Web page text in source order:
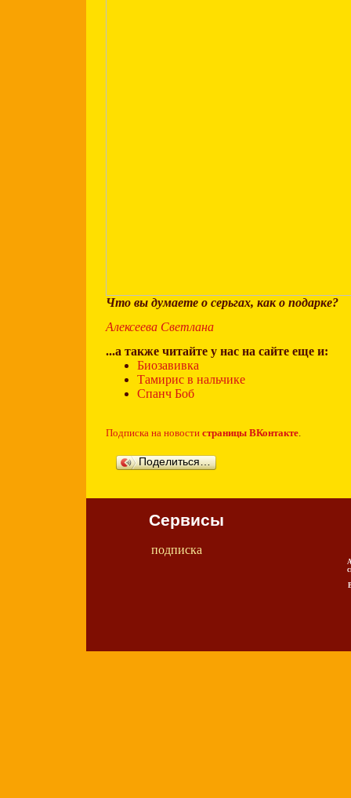
Что вы думаете о серьгах, как о подарке?
Алексеева Светлана
...а также читайте у нас на сайте еще и:
Биозавивка
Тамирис в нальчике
Спанч Боб
Подписка на новости страницы ВКонтакте
Поделиться…
Сервисы
подписка